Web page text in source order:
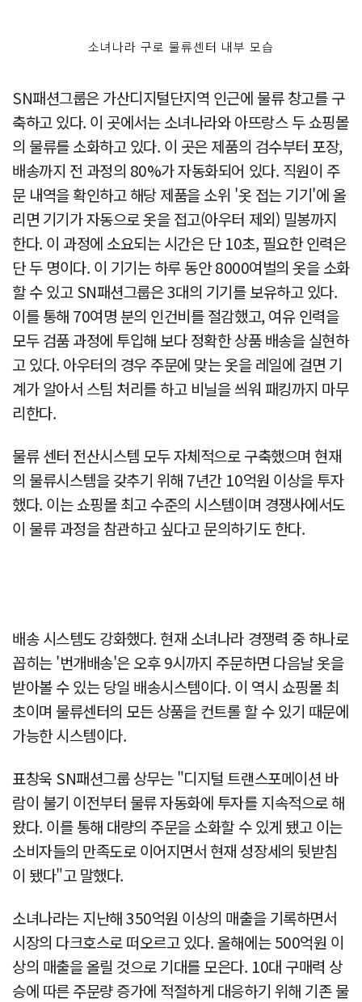
소녀나라 구로 물류센터 내부 모습
SN패션그룹은 가산디지털단지역 인근에 물류 창고를 구
축하고 있다. 이 곳에서는 소녀나라와 아뜨랑스 두 쇼핑몰
의 물류를 소화하고 있다. 이 곳은 제품의 검수부터 포장,
배송까지 전 과정의 80%가 자동화되어 있다. 직원이 주
문 내역을 확인하고 해당 제품을 소위 '옷 접는 기기'에 올
리면 기기가 자동으로 옷을 접고(아우터 제외) 밀봉까지
한다. 이 과정에 소요되는 시간은 단 10초, 필요한 인력은
단 두 명이다. 이 기기는 하루 동안 8000여벌의 옷을 소화
할 수 있고 SN패션그룹은 3대의 기기를 보유하고 있다.
이를 통해 70여명 분의 인건비를 절감했고, 여유 인력을
모두 검품 과정에 투입해 보다 정확한 상품 배송을 실현하
고 있다. 아우터의 경우 주문에 맞는 옷을 레일에 걸면 기
계가 알아서 스팀 처리를 하고 비닐을 씌워 패킹까지 마무
리한다.
물류 센터 전산시스템 모두 자체적으로 구축했으며 현재
의 물류시스템을 갖추기 위해 7년간 10억원 이상을 투자
했다. 이는 쇼핑몰 최고 수준의 시스템이며 경쟁사에서도
이 물류 과정을 참관하고 싶다고 문의하기도 한다.
배송 시스템도 강화했다. 현재 소녀나라 경쟁력 중 하나로
꼽히는 '번개배송'은 오후 9시까지 주문하면 다음날 옷을
받아볼 수 있는 당일 배송시스템이다. 이 역시 쇼핑몰 최
초이며 물류센터의 모든 상품을 컨트롤 할 수 있기 때문에
가능한 시스템이다.
표창욱 SN패션그룹 상무는 "디지털 트랜스포메이션 바
람이 불기 이전부터 물류 자동화에 투자를 지속적으로 해
왔다. 이를 통해 대량의 주문을 소화할 수 있게 됐고 이는
소비자들의 만족도로 이어지면서 현재 성장세의 뒷받침
이 됐다"고 말했다.
소녀나라는 지난해 350억원 이상의 매출을 기록하면서
시장의 다크호스로 떠오르고 있다. 올해에는 500억원 이
상의 매출을 올릴 것으로 기대를 모은다. 10대 구매력 상
승에 따른 주문량 증가에 적절하게 대응하기 위해 기존 물